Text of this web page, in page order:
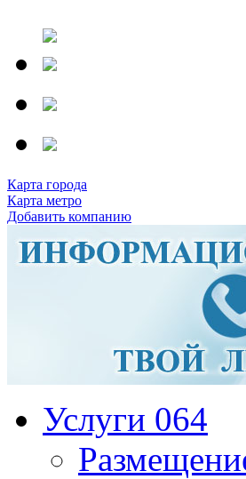
Карта города
Карта метро
Добавить компанию
Услуги 064